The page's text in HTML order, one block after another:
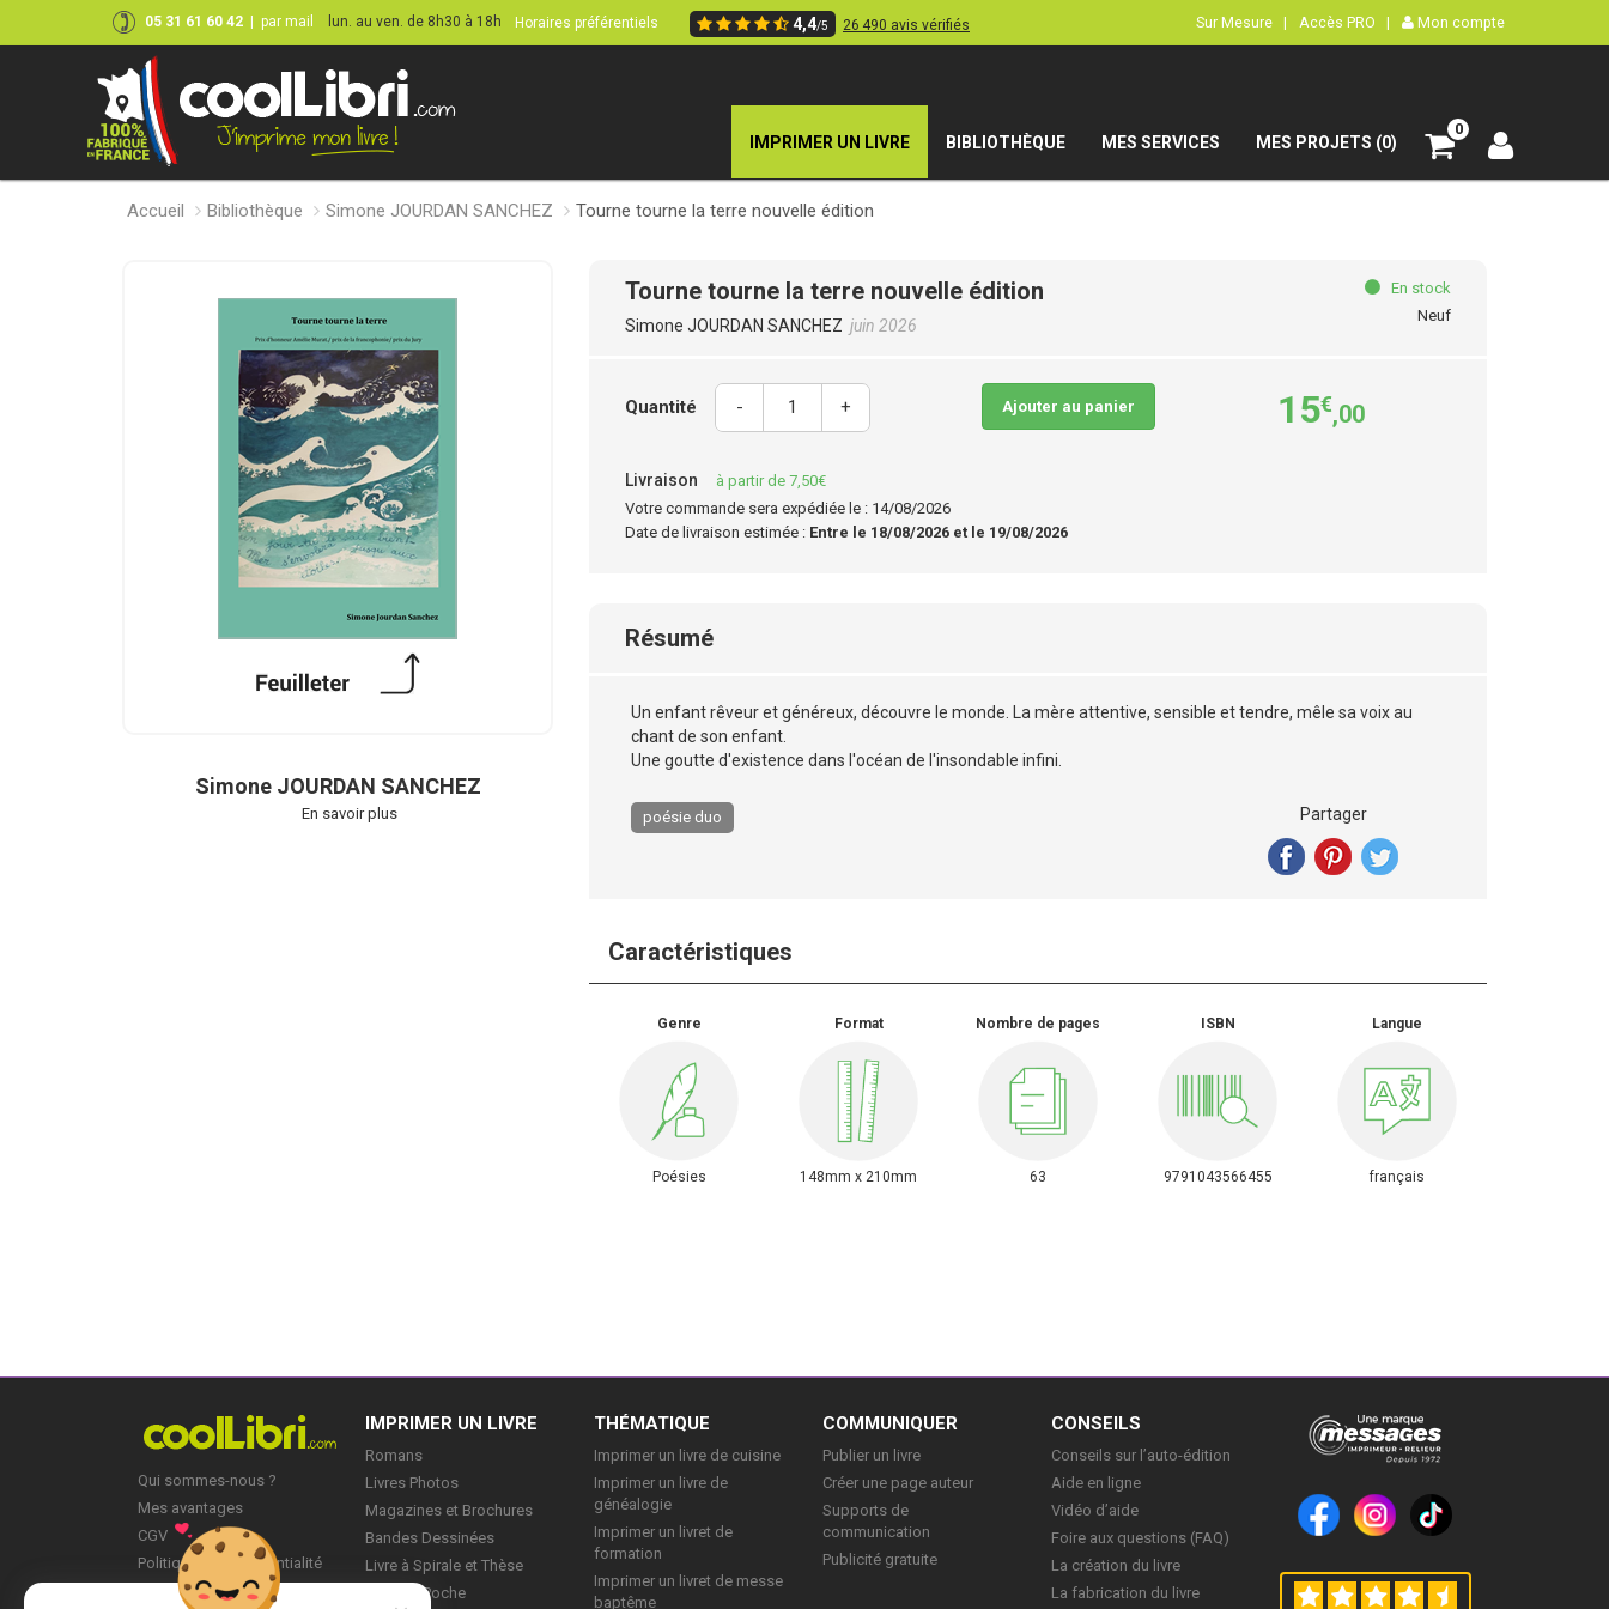
05 31 61 60 42 par mail lun. au ven. de 8h30 à 18h Horaires préférentiels 4,4/5 26 490 avis vérifiés Sur Mesure | Accès PRO | Mon compte
IMPRIMER UN LIVRE BIBLIOTHÈQUE MES SERVICES MES PROJETS (0)
0
Accueil Bibliothèque Simone JOURDAN SANCHEZ Tourne tourne la terre nouvelle édition
Simone JOURDAN SANCHEZ
En savoir plus
Tourne tourne la terre nouvelle édition
Simone JOURDAN SANCHEZ juin 2026
En stock
Neuf
Quantité - + Ajouter au panier 15€,00
Livraison
à partir de 7,50€
Votre commande sera expédiée le : 14/08/2026
Date de livraison estimée : Entre le 18/08/2026 et le 19/08/2026
Résumé
Un enfant rêveur et généreux, découvre le monde. La mère attentive, sensible et tendre, mêle sa voix au
chant de son enfant.
Une goutte d'existence dans l'océan de l'insondable infini.
poésie duo Partager
Caractéristiques
Genre
Poésies
Format
148mm x 210mm
Nombre de pages
63
ISBN
9791043566455
Langue
français
Qui sommes-nous ?
Mes avantages
CGV
Politique de Confidentialité
IMPRIMER UN LIVRE
Romans
Livres Photos
Magazines et Brochures
Bandes Dessinées
Livre à Spirale et Thèse
Livre de Poche
THÉMATIQUE
Imprimer un livre de cuisine
Imprimer un livre de
généalogie
Imprimer un livret de
formation
Imprimer un livret de messe
baptême
COMMUNIQUER
Publier un livre
Créer une page auteur
Supports de
communication
Publicité gratuite
CONSEILS
Conseils sur l’auto-édition
Aide en ligne
Vidéo d’aide
Foire aux questions (FAQ)
La création du livre
La fabrication du livre